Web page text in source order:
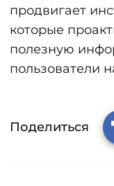
продвигает
которые
полезную
пользователи
Поделиться